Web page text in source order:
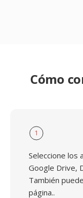
Cómo
1
Seleccione los
Google Drive,
También
página..